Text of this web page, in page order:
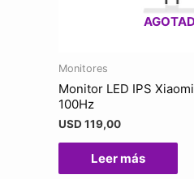
Monitores
Monitor LED IPS
100Hz
USD 119,00
Leer más